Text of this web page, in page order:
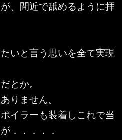
、間近で舐めるように拝
いと言う思いを全て実現
とか。
りません。
イラーも装着しこれで当
．．．．．